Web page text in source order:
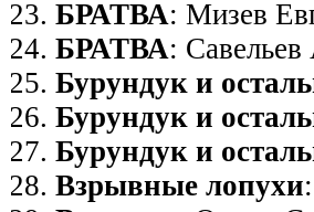
БРАТВА: Мизев
БРАТВА:
Бурундук и
Бурундук и
Бурундук и
Взрывные лопухи